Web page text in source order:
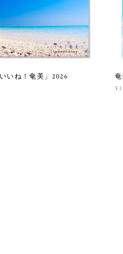
いね！奄美」2026